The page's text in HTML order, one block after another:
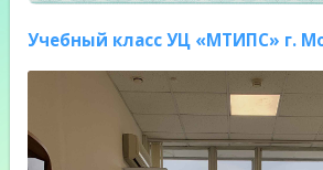
Учебный класс УЦ «МТИПС» г.